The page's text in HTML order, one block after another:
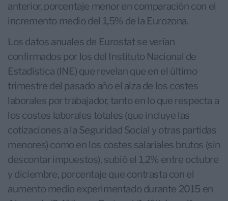
anterior, porcentaje menor en comparación con el
incremento medio del 1,5% de la Eurozona.
Los datos anuales de Eurostat se verían
confirmados por los del Instituto Nacional de
Estadística (INE) que revelan que en el último
trimestre del pasado año el alza de los costes
laborales por trabajador, tanto en lo que respecta a
los costes laborales totales (que incluye las
cotizaciones a la Seguridad Social y otras partidas
menores) como en los costes salariales brutos (sin
descontar impuestos), subió el 1,2% entre octubre
y diciembre, porcentaje que contrasta con el
aumento medio experimentado durante 2015 en